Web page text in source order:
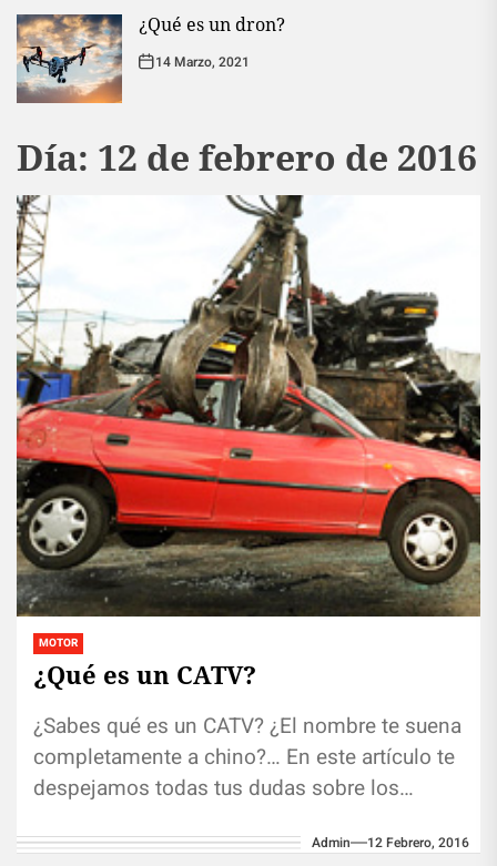
¿Qué es un dron?
14 Marzo, 2021
Día: 12 de febrero de 2016
MOTOR
¿Qué es un CATV?
¿Sabes qué es un CATV? ¿El nombre te suena
completamente a chino?… En este artículo te
despejamos todas tus dudas sobre los
Admin 12 Febrero, 2016